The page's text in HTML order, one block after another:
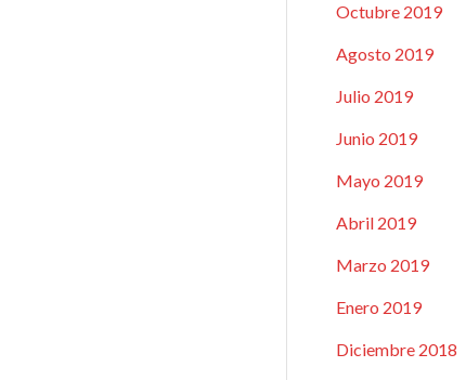
Octubre 2019
Agosto 2019
Julio 2019
Junio 2019
Mayo 2019
Abril 2019
Marzo 2019
Enero 2019
Diciembre 2018